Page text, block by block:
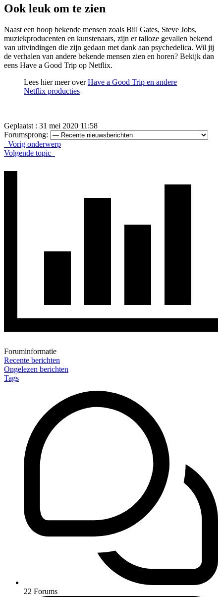
Ook leuk om te zien
Naast een hoop bekende mensen zoals Bill Gates, Steve Jobs,
muziekproducenten en kunstenaars, zijn er talloze gevallen bekend
van uitvindingen die zijn gedaan met dank aan psychedelica. Wil jij
de verhalen van andere bekende mensen zien en horen? Bekijk dan
eens Have a Good Trip op Netflix.
Lees hier meer overHave a Good Trip en andere
Netflix producties
Geplaatst : 31 mei 2020 11:58
Forumsprong:
Vorig onderwerp
Volgende topic
Foruminformatie
Recente berichten
Ongelezen berichten
Tags
22 Forums